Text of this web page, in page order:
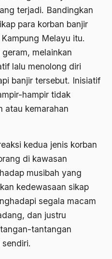
terjadi. Bandingkan
para korban banjir
Melayu itu.
melainkan
lalu menolong diri
banjir tersebut. Inisiatif
hampir tidak
atau kemarahan
kedua jenis korban
di kawasan
musibah yang
kedewasaan sikap
segala macam
dan justru
tantangan